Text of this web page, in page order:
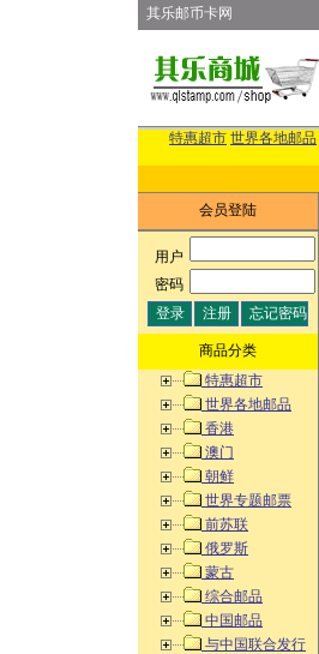
其乐邮币卡网
特惠超市 世界各地邮品
会员登陆
用户:
密码:
商品分类
特惠超市
世界各地邮品
香港
澳门
朝鲜
世界专题邮票
前苏联
俄罗斯
蒙古
综合邮品
中国邮品
与中国联合发行